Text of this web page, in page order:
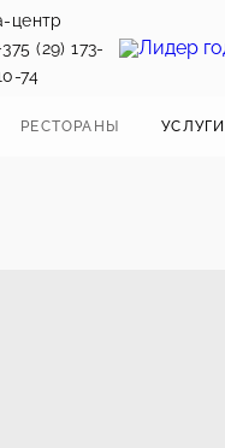
центр
(29) 173-
74
РЕСТОРАНЫ УСЛУГИ